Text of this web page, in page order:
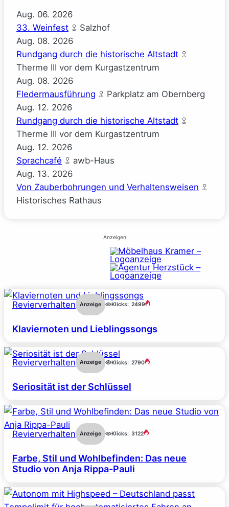
Aug. 06. 2026
33. Weinfest
Salzhof
Aug. 08. 2026
Rundgang durch die historische Altstadt
Therme III vor dem Kurgastzentrum
Aug. 08. 2026
Fledermausführung
Parkplatz am Obernberg
Aug. 12. 2026
Rundgang durch die historische Altstadt
Therme III vor dem Kurgastzentrum
Aug. 12. 2026
Sprachcafé
awb-Haus
Aug. 13. 2026
Von Zauberbohrungen und Verhaltensweisen
Historisches Rathaus
Anzeigen
Revierverhalten Anzeige Klicks: 2499
Klaviernoten und Lieblingssongs
Revierverhalten Anzeige Klicks: 2790
Seriosität ist der Schlüssel
Revierverhalten Anzeige Klicks: 3122
Farbe, Stil und Wohlbefinden: Das neue
Studio von Anja Rippa-Pauli